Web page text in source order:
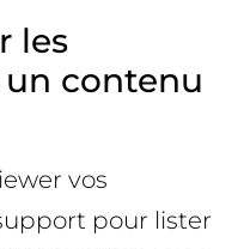
les
contenu
vos
pour lister